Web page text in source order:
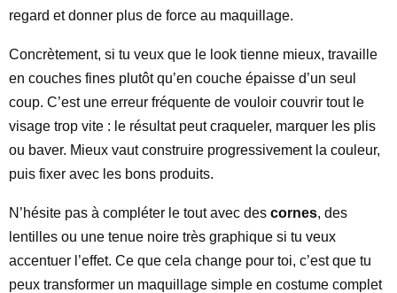
regard et donner plus de force au maquillage.
Concrètement, si tu veux que le look tienne mieux, travaille
en couches fines plutôt qu’en couche épaisse d’un seul
coup. C’est une erreur fréquente de vouloir couvrir tout le
visage trop vite : le résultat peut craqueler, marquer les plis
ou baver. Mieux vaut construire progressivement la couleur,
puis fixer avec les bons produits.
N’hésite pas à compléter le tout avec des cornes, des
lentilles ou une tenue noire très graphique si tu veux
accentuer l’effet. Ce que cela change pour toi, c’est que tu
peux transformer un maquillage simple en costume complet